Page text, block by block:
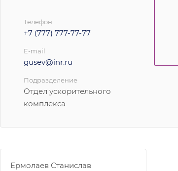
Телефон
+7 (777) 777-77-77
E-mail
gusev@inr.ru
Подразделение
Отдел ускорительного
комплекса
Ермолаев Станислав